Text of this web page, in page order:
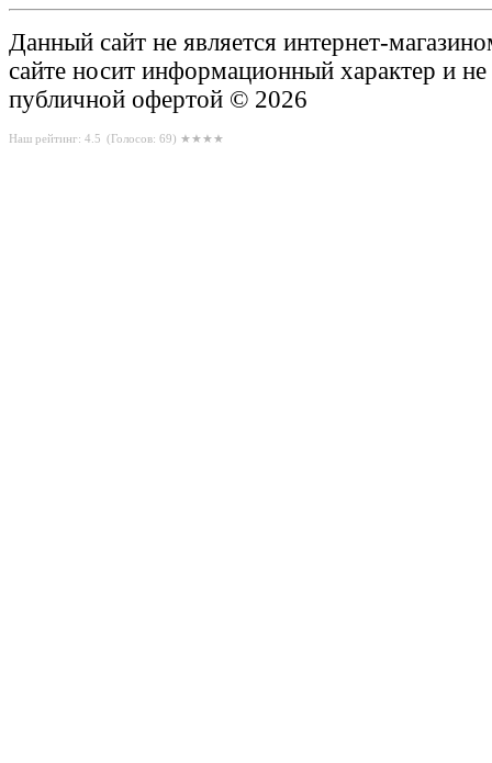
Данный сайт не является интернет-
сайте носит информационный характер и не
публичной офертой © 2026
Наш рейтинг: 4.5 (Голосов: 69) ★★★★